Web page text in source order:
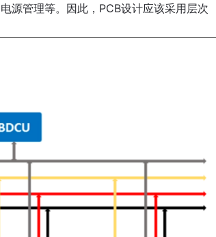
源管理等。因此，PCB设计应该采用层次